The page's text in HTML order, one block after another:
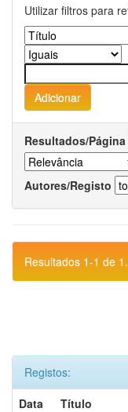
Utilizar filtros para
Resultados/Página
Autores/Registo
Resultados 1-1 de 1.
Registos:
Data
Título